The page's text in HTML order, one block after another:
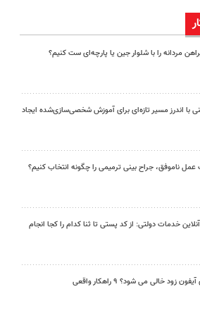
مردانه را با شلوار جین یا پارچه‌ای ست کنیم؟
با اندرز مسیر تازه‌ای برای آموزش شخصی‌سازی‌شده ایجاد
عمل ناموفق، جراح بینی ترمیمی را چگونه انتخاب کنیم؟
خدمات دولتی: از کد پستی تا ثنا کدام را کجا انجام
زود خالی می شود؟ ۹ راهکار واقعی